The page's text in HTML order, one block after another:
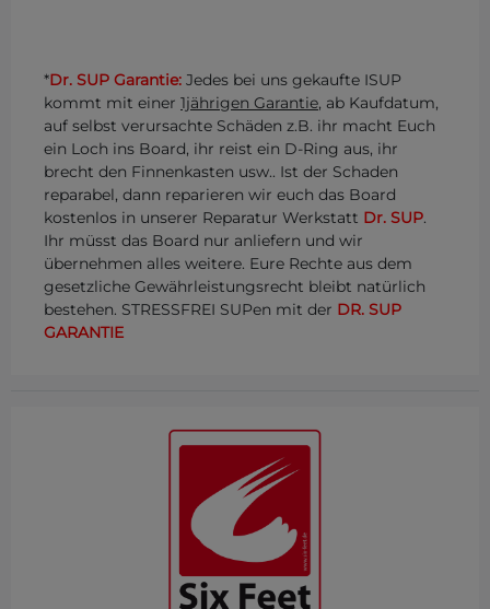
*Dr. SUP Garantie: Jedes bei uns gekaufte ISUP
kommt mit einer 1jährigen Garantie, ab Kaufdatum,
auf selbst verursachte Schäden z.B. ihr macht Euch
ein Loch ins Board, ihr reist ein D-Ring aus, ihr
brecht den Finnenkasten usw.. Ist der Schaden
reparabel, dann reparieren wir euch das Board
kostenlos in unserer Reparatur Werkstatt Dr. SUP.
Ihr müsst das Board nur anliefern und wir
übernehmen alles weitere. Eure Rechte aus dem
gesetzliche Gewährleistungsrecht bleibt natürlich
bestehen. STRESSFREI SUPen mit der DR. SUP
GARANTIE